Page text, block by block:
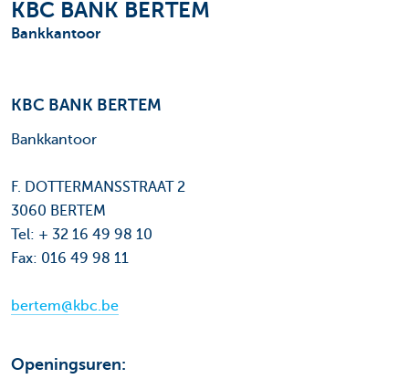
KBC BANK BERTEM
Bankkantoor
KBC BANK BERTEM
Bankkantoor
F. DOTTERMANSSTRAAT 2
3060 BERTEM
Tel: + 32 16 49 98 10
Fax: 016 49 98 11
bertem@kbc.be
Openingsuren: